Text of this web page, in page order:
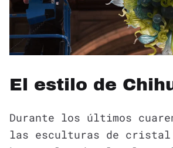
El estilo de
Durante los últimos
las esculturas de cristal